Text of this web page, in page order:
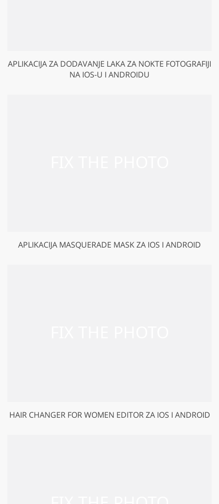
APLIKACIJA ZA DODAVANJE LAKA ZA NOKTE FOTOGRAFIJI
NA IOS-U I ANDROIDU
APLIKACIJA MASQUERADE MASK ZA IOS I ANDROID
HAIR CHANGER FOR WOMEN EDITOR ZA IOS I ANDROID